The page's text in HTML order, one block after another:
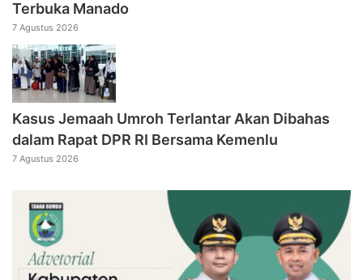
Terbuka Manado
7 Agustus 2026
Kasus Jemaah Umroh Terlantar Akan Dibahas
dalam Rapat DPR RI Bersama Kemenlu
7 Agustus 2026